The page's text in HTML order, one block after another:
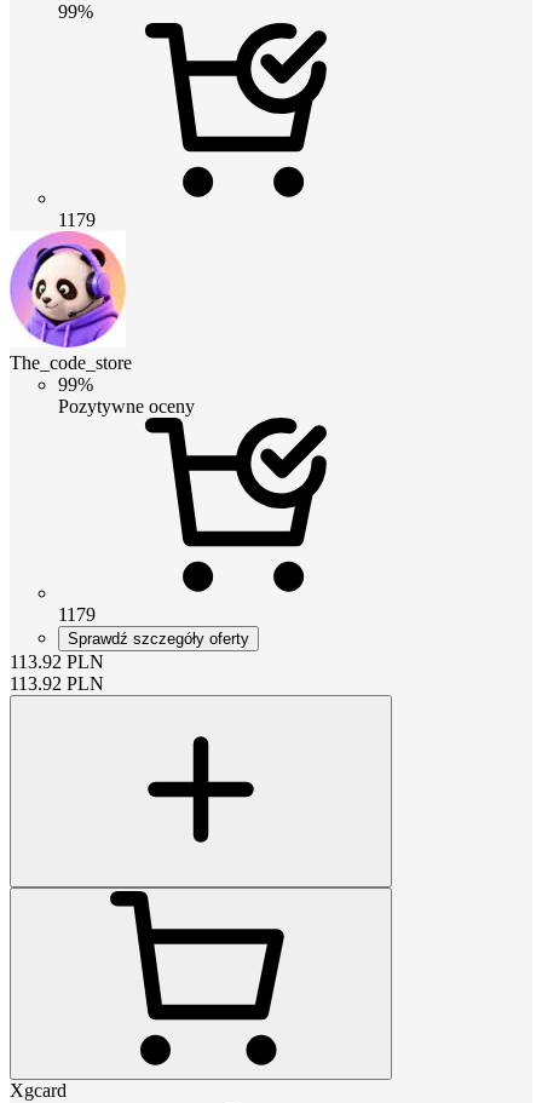
99%
1179
The_code_store
99%
Pozytywne oceny
1179
Sprawdź szczegóły oferty
113.92 PLN
113.92 PLN
Xgcard